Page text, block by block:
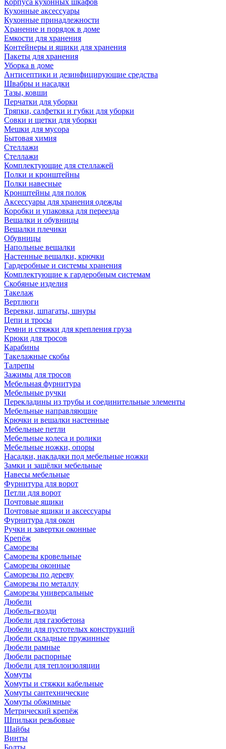
Корпуса кухонных шкафов
Кухонные аксессуары
Кухонные принадлежности
Хранение и порядок в доме
Емкости для хранения
Контейнеры и ящики для хранения
Пакеты для хранения
Уборка в доме
Антисептики и дезинфицирующие средства
Швабры и насадки
Тазы, ковши
Перчатки для уборки
Тряпки, салфетки и губки для уборки
Совки и щетки для уборки
Мешки для мусора
Бытовая химия
Стеллажи
Стеллажи
Комплектующие для стеллажей
Полки и кронштейны
Полки навесные
Кронштейны для полок
Аксессуары для хранения одежды
Коробки и упаковка для переезда
Вешалки и обувницы
Вешалки плечики
Обувницы
Напольные вешалки
Настенные вешалки, крючки
Гардеробные и системы хранения
Комплектующие к гардеробным системам
Скобяные изделия
Такелаж
Вертлюги
Веревки, шпагаты, шнуры
Цепи и тросы
Ремни и стяжки для крепления груза
Крюки для тросов
Карабины
Такелажные скобы
Талрепы
Зажимы для тросов
Мебельная фурнитура
Мебельные ручки
Перекладины из трубы и соединительные элементы
Мебельные направляющие
Крючки и вешалки настенные
Мебельные петли
Мебельные колеса и ролики
Мебельные ножки, опоры
Насадки, накладки под мебельные ножки
Замки и защёлки мебельные
Навесы мебельные
Фурнитура для ворот
Петли для ворот
Почтовые ящики
Почтовые ящики и аксессуары
Фурнитура для окон
Ручки и завертки оконные
Крепёж
Саморезы
Саморезы кровельные
Саморезы оконные
Саморезы по дереву
Саморезы по металлу
Саморезы универсальные
Дюбели
Дюбель-гвозди
Дюбели для газобетона
Дюбели для пустотелых конструкций
Дюбели складные пружинные
Дюбели рамные
Дюбели распорные
Дюбели для теплоизоляции
Хомуты
Хомуты и стяжки кабельные
Хомуты сантехнические
Хомуты обжимные
Метрический крепёж
Шпильки резьбовые
Шайбы
Винты
Болты